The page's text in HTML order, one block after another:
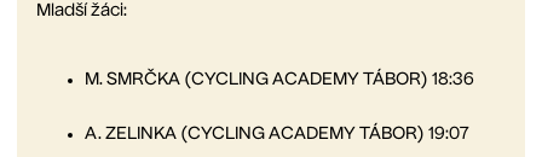
Mladší žáci:
M. SMRČKA (CYCLING ACADEMY TÁBOR) 18:36
A. ZELINKA (CYCLING ACADEMY TÁBOR) 19:07